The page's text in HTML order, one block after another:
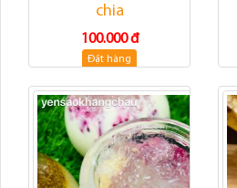
chia
100.000 đ
Đặt hàng